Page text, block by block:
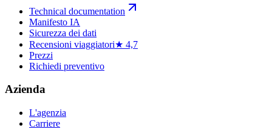
Technical documentation
Manifesto IA
Sicurezza dei dati
Recensioni viaggiatori★ 4,7
Prezzi
Richiedi preventivo
Azienda
L'agenzia
Carriere